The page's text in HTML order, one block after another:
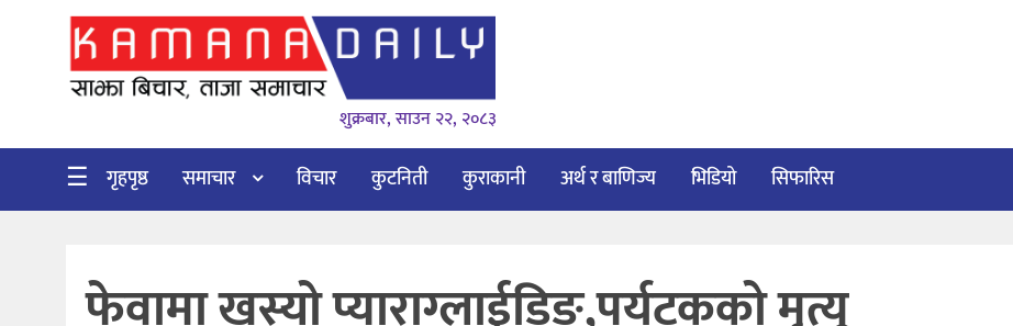
गृहपृष्ठ
विचार
कुटनिती
शुक्रबार, साउन २२, २०८३
☰ गृहपृष्ठ समाचार विचार कुटनिती कुराकानी अर्थ र बाणिज्य भिडियो सिफारिस